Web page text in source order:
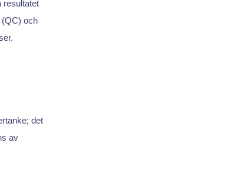
resultatet
(QC) och
det
av